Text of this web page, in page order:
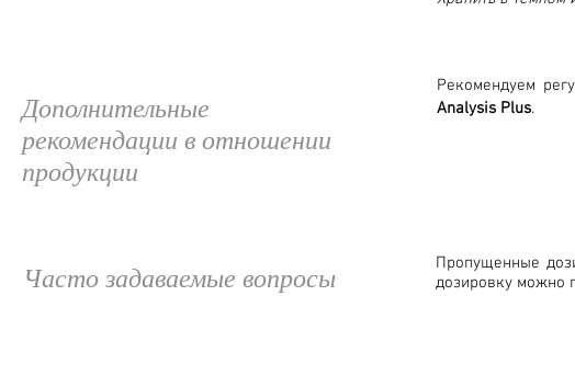
Дополнительные
рекомендации в отношении
продукции
Рекомендуем
Analysis Plus.
Часто задаваемые вопросы
Пропущенные
дозировку можно